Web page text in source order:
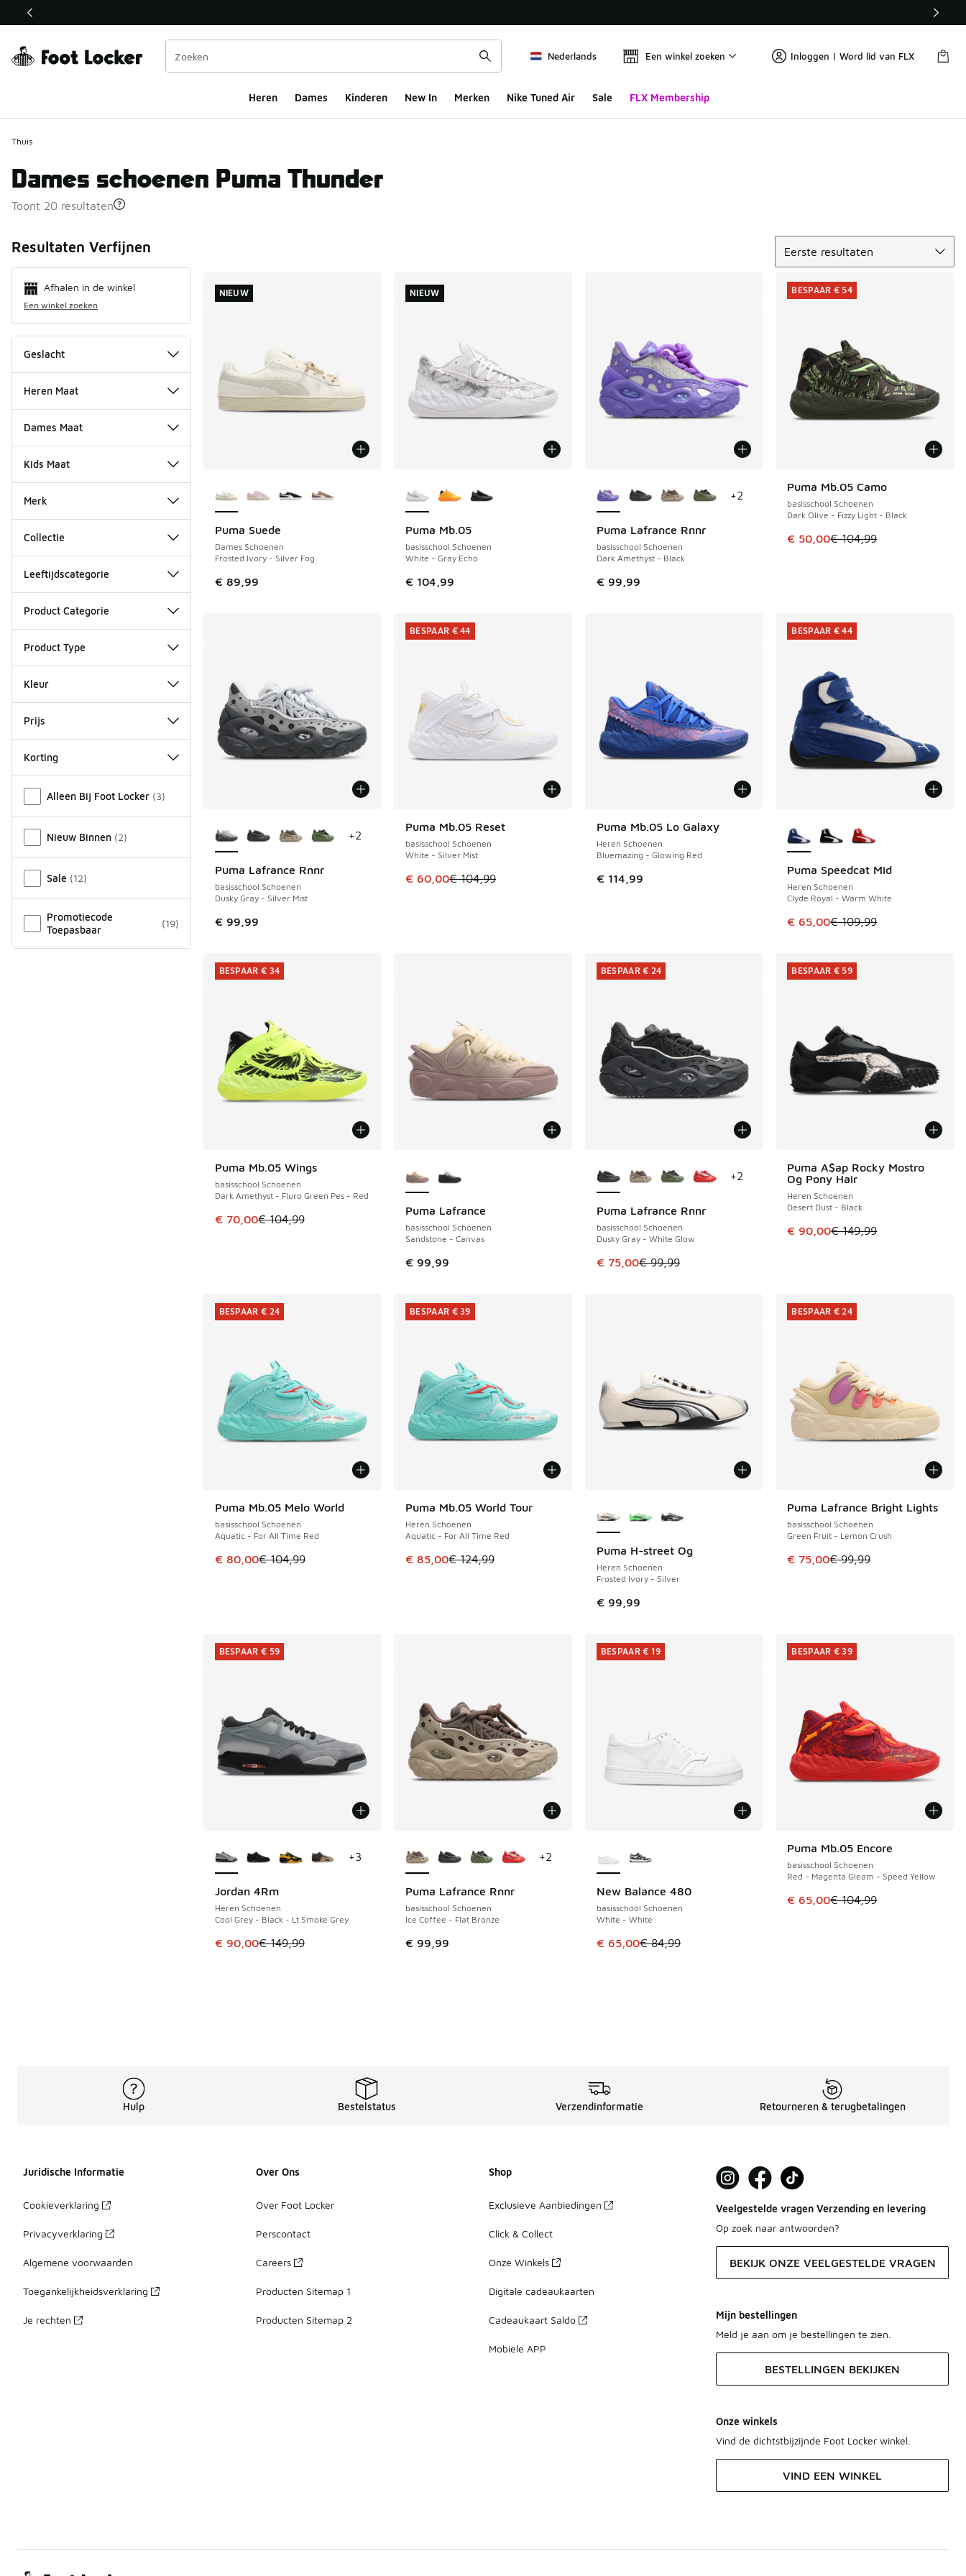
Deze link wordt geopend in een nieuw venster
Nederlands Een winkel zoeken Inloggen | Word lid van FLX
Heren Dames Kinderen New In Merken Nike Tuned Air Sale FLX Membership
Thuis
Dames schoenen Puma Thunder
Toont 20 resultaten
Resultaten Verfijnen
Afhalen in de winkel
Een winkel zoeken
Geslacht
Heren Maat
Dames Maat
Kids Maat
Merk
Collectie
Leeftijdscategorie
Product Categorie
Product Type
Kleur
Prijs
Korting
Alleen Bij Foot Locker (3)
Nieuw Binnen (2)
Sale (12)
Promotiecode
Toepasbaar
(19)
Eerste resultaten
Puma Suede
Dames Schoenen
Frosted Ivory - Silver Fog
€ 89,99
NIEUW
NIEUW
Puma Mb.05
basisschool Schoenen
White - Gray Echo
€ 104,99
NIEUW
NIEUW
Puma Lafrance Rnnr
basisschool Schoenen
Dark Amethyst - Black
€ 99,99
+2
Puma Mb.05 Camo
basisschool Schoenen
Dark Olive - Fizzy Light - Black
Dit artikel is in de uitverkoop. Dit
€ 50,00€ 104,99
BESPAAR € 54
BESPAAR € 54
Puma Lafrance Rnnr
basisschool Schoenen
Dusky Gray - Silver Mist
€ 99,99
+2
Puma Mb.05 Reset
basisschool Schoenen
White - Silver Mist
Dit artikel is in de uitverkoop. Dit artikel is in de aanbieding Prijs verlaagd van € 104,99 naar € 60,00
€ 60,00€ 104,99
BESPAAR € 44
BESPAAR € 44
Puma Mb.05 Lo Galaxy
Heren Schoenen
Bluemazing - Glowing Red
€ 114,99
Puma Speedcat Mid
Heren Schoenen
Clyde Royal - Warm White
Dit artikel is in de uitverkoop. Dit
€ 65,00€ 109,99
BESPAAR € 44
BESPAAR € 44
Puma Mb.05 Wings
basisschool Schoenen
Dark Amethyst - Fluro Green Pes - Red
Dit artikel is in de uitverkoop. Dit artikel is in de aanbieding Prijs verlaagd van € 104,99 naar € 70,00
€ 70,00€ 104,99
BESPAAR € 34
BESPAAR € 34
Puma Lafrance
basisschool Schoenen
Sandstone - Canvas
€ 99,99
Puma Lafrance Rnnr
basisschool Schoenen
Dusky Gray - White Glow
Dit artikel is in de uitverkoop. Dit artikel is in de aanbieding Prijs
€ 75,00€ 99,99
BESPAAR € 24
+2
BESPAAR € 24
Puma A$ap Rocky Mostro
Og Pony Hair
Heren Schoenen
Desert Dust - Black
Dit artikel is in de uitverkoop. Dit
€ 90,00€ 149,99
BESPAAR € 59
BESPAAR € 59
Puma Mb.05 Melo World
basisschool Schoenen
Aquatic - For All Time Red
Dit artikel is in de uitverkoop. Dit artikel is in de aanbieding Prijs verlaagd van € 104,99 naar € 80,00
€ 80,00€ 104,99
BESPAAR € 24
BESPAAR € 24
Puma Mb.05 World Tour
Heren Schoenen
Aquatic - For All Time Red
Dit artikel is in de uitverkoop. Dit artikel is in de aanbieding Prijs verlaagd van € 124,99 naar € 85,00
€ 85,00€ 124,99
BESPAAR € 39
BESPAAR € 39
Puma H-street Og
Heren Schoenen
Frosted Ivory - Silver
€ 99,99
Puma Lafrance Bright Lights
basisschool Schoenen
Green Fruit - Lemon Crush
Dit artikel is in de uitverkoop. Dit
€ 75,00€ 99,99
BESPAAR € 24
BESPAAR € 24
Jordan 4Rm
Heren Schoenen
Cool Grey - Black - Lt Smoke Grey
Dit artikel is in de uitverkoop. Dit artikel is in de aanbieding Prijs verlaagd van € 149,99 naar € 90,00
€ 90,00€ 149,99
BESPAAR € 59
+3
BESPAAR € 59
Puma Lafrance Rnnr
basisschool Schoenen
Ice Coffee - Flat Bronze
€ 99,99
+2
New Balance 480
basisschool Schoenen
White - White
Dit artikel is in de uitverkoop. Dit artikel is in de aanbieding Prijs
€ 65,00€ 84,99
BESPAAR € 19
BESPAAR € 19
Puma Mb.05 Encore
basisschool Schoenen
Red - Magenta Gleam - Speed Yellow
Dit artikel is in de uitverkoop. Dit
€ 65,00€ 104,99
BESPAAR € 39
BESPAAR € 39
Hulp Bestelstatus Verzendinformatie Retourneren & terugbetalingen
Juridische Informatie
Cookieverklaring
Privacyverklaring
Algemene voorwaarden
Toegankelijkheidsverklaring
Je rechten
Over Ons
Over Foot Locker
Perscontact
Careers
Producten Sitemap 1
Producten Sitemap 2
Shop
Exclusieve Aanbiedingen
Click & Collect
Onze Winkels
Digitale cadeaukaarten
Cadeaukaart Saldo
Mobiele APP
Veelgestelde vragen Verzending en levering
Op zoek naar antwoorden?
BEKIJK ONZE VEELGESTELDE VRAGEN
Mijn bestellingen
Meld je aan om je bestellingen te zien.
BESTELLINGEN BEKIJKEN
Onze winkels
Vind de dichtstbijzijnde Foot Locker winkel.
VIND EEN WINKEL